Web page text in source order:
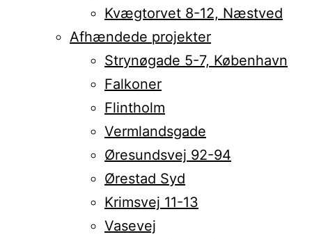
Kvægtorvet 8-12, Næstved
Afhændede projekter
Strynøgade 5-7, København
Falkoner
Flintholm
Vermlandsgade
Øresundsvej 92-94
Ørestad Syd
Krimsvej 11-13
Vasevej